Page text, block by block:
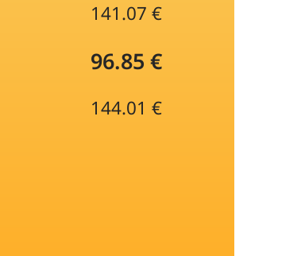
141.07 €
96.85 €
144.01 €